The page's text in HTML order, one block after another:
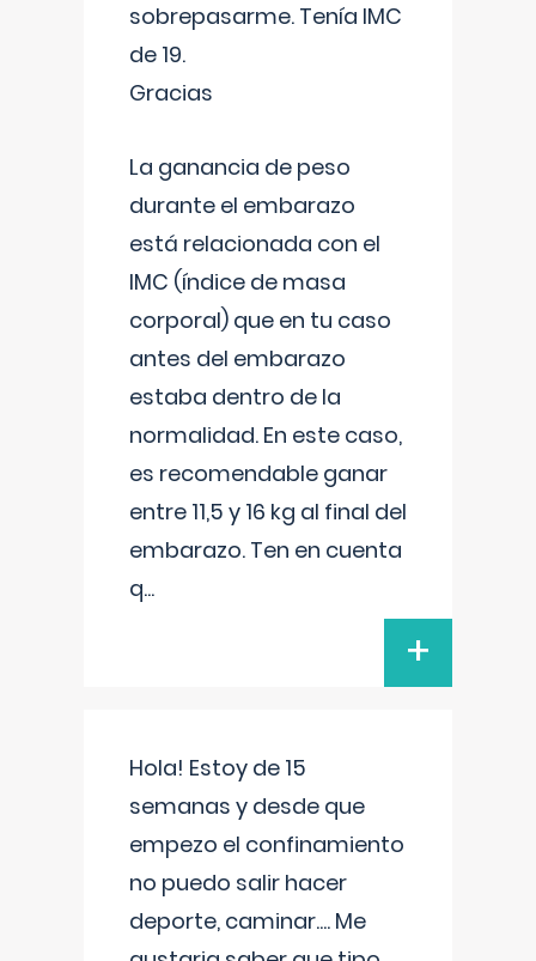
sobrepasarme. Tenía IMC
de 19.
Gracias
La ganancia de peso
durante el embarazo
está relacionada con el
IMC (índice de masa
corporal) que en tu caso
antes del embarazo
estaba dentro de la
normalidad. En este caso,
es recomendable ganar
entre 11,5 y 16 kg al final del
embarazo. Ten en cuenta
q...
+
Hola! Estoy de 15
semanas y desde que
empezo el confinamiento
no puedo salir hacer
deporte, caminar.... Me